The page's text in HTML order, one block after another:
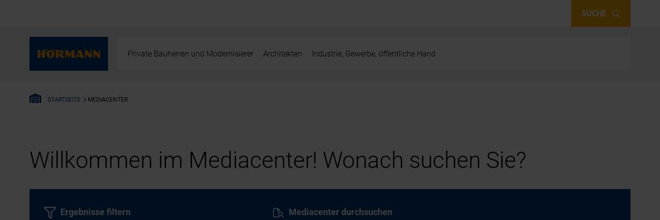
SUCHE
Private Bauherren und Modernisierer Architekten Industrie, Gewerbe, öffentliche Hand
STARTSEITE MEDIACENTER
Willkommen im Mediacenter! Wonach suchen Sie?
Mediacenter durchsuchen
Ergebnisse filtern